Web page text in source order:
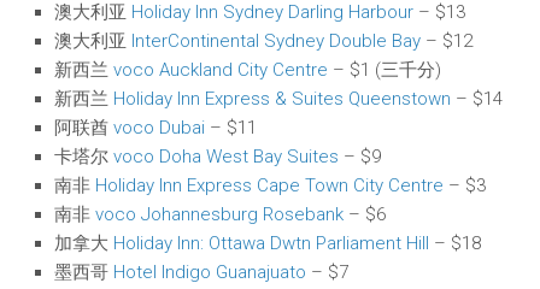
澳大利亚 Holiday Inn Sydney Darling Harbour – $13
澳大利亚 InterContinental Sydney Double Bay – $12
新西兰 voco Auckland City Centre – $1 (三千分)
新西兰 Holiday Inn Express & Suites Queenstown – $14
阿联酋 voco Dubai – $11
卡塔尔 voco Doha West Bay Suites – $9
南非 Holiday Inn Express Cape Town City Centre – $3
南非 voco Johannesburg Rosebank – $6
加拿大 Holiday Inn: Ottawa Dwtn Parliament Hill – $18
墨西哥 Hotel Indigo Guanajuato – $7